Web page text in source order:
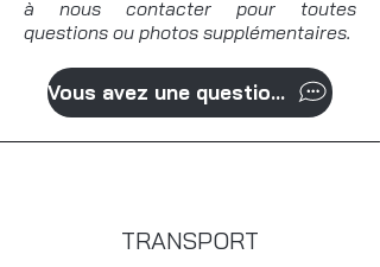
à nous contacter pour toutes
questions ou photos supplémentaires.
Vous avez une question?
TRANSPORT